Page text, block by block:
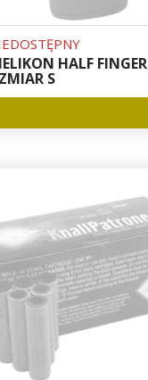
HALF FINGER
S